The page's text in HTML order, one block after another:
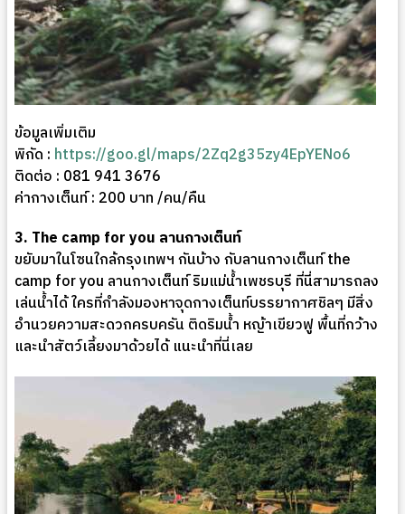
ข้อมูลเพิ่มเติม
พิกัด : https://goo.gl/maps/2Zq2g35zy4EpYENo6
ติดต่อ : 081 941 3676
ค่ากางเต็นท์ : 200 บาท /คน/คืน
3. The camp for you ลานกางเต็นท์
ขยับมาในโซนใกล้กรุงเทพฯ กันบ้าง กับลานกางเต็นท์ the
camp for you ลานกางเต็นท์ ริมแม่น้ำเพชรบุรี ที่นี่สามารถลง
เล่นน้ำได้ ใครที่กำลังมองหาจุดกางเต็นท์บรรยากาศชิลๆ มีสิ่ง
อำนวยความสะดวกครบครัน ติดริมน้ำ หญ้าเขียวฟู พื้นที่กว้าง
และนำสัตว์เลี้ยงมาด้วยได้ แนะนำที่นี่เลย